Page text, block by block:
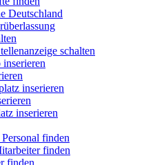
Deutschland
schalten
inserieren
inserieren
inserieren
finden
finden
finden